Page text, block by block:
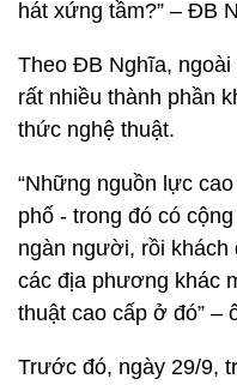
hát xứng tầm?” – ĐB
Theo ĐB Nghĩa,
rất nhiều thành phần
thức nghệ thuật.
“Những nguồn lực
phố - trong đó có
ngàn người, rồi
các địa phương khác
thuật cao cấp ở đó” –
Trước đó, ngày 29/9,